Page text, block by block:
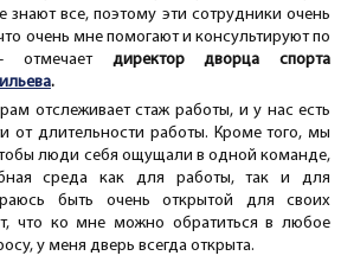
знают все, поэтому эти сотрудники очень
очень мне помогают и консультируют по
отмечает директор
дворца спорта
.
отслеживает стаж работы, и у нас есть
от длительности работы. Кроме того, мы
люди себя ощущали в одной команде,
среда как для работы, так и для
быть очень открытой для своих
что ко мне можно обратиться в любое
у меня дверь всегда открыта.